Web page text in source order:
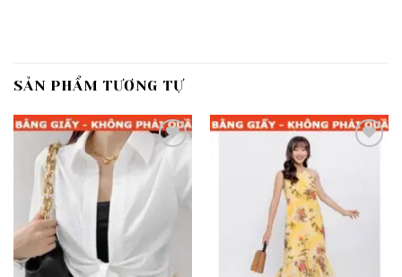
SẢN PHẨM TƯƠNG TỰ
Add to
wishlist